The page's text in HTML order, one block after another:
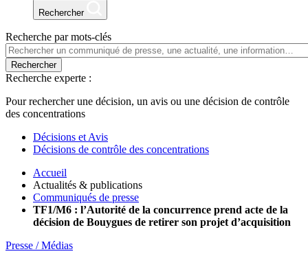
Rechercher
Recherche par mots-clés
Rechercher
Recherche experte :
Pour rechercher une décision, un avis ou une décision de contrôle
des concentrations
Décisions et Avis
Décisions de contrôle des concentrations
Accueil
Actualités & publications
Communiqués de presse
TF1/M6 : l’Autorité de la concurrence prend acte de la
décision de Bouygues de retirer son projet d’acquisition
Presse / Médias